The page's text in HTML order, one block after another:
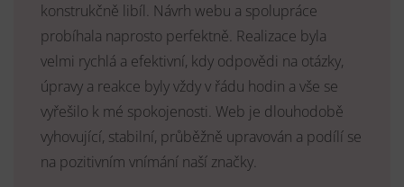
konstrukčně libíl. Návrh webu a spolupráce
probíhala naprosto perfektně. Realizace byla
velmi rychlá a efektivní, kdy odpovědi na otázky,
úpravy a reakce byly vždy v řádu hodin a vše se
vyřešilo k mé spokojenosti. Web je dlouhodobě
vyhovující, stabilní, průběžně upravován a podílí se
na pozitivním vnímání naší značky.